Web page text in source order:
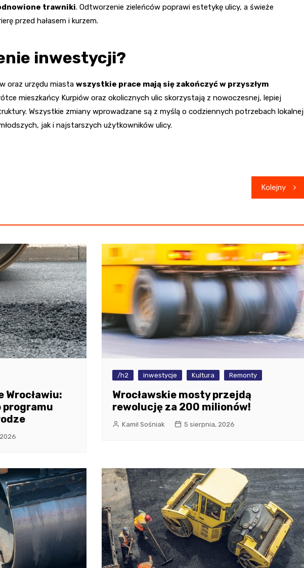
trawniki. Odtworzenie zieleńców poprawi estetykę ulicy, a świeże
przed hałasem i kurzem.
inwestycji?
oraz urzędu miasta wszystkie prace mają się zakończyć w przyszłym
mieszkańcy Kurpiów oraz okolicznych ulic skorzystają z nowoczesnej, lepiej
Wszystkie zmiany wprowadzane są z myślą o codziennych potrzebach lokalnej
jak i najstarszych użytkowników ulicy.
Kolejny
Wrocławiu:
programu
/h2 inwestycje Kultura Remonty
Wrocławskie mosty przejdą
rewolucję za 200 milionów!
Kamil Sośniak 5 sierpnia, 2026